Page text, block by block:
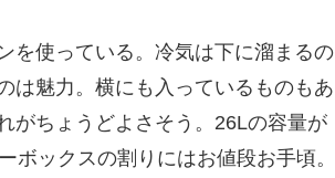
を使っている。冷気は下に溜まるの
は魅力。横にも入っているものもあ
がちょうどよさそう。26Lの容量が
ックスの割りにはお値段お手頃。